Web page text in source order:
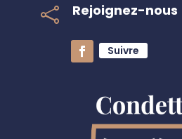
 Rejoignez-nous
Suivre